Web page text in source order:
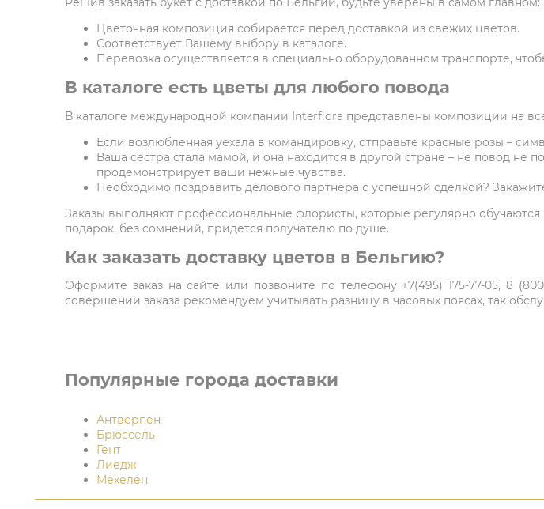
Цветочная композиция собирается перед доставкой из свежих цветов.
Соответствует Вашему выбору в каталоге.
Перевозка осуществляется в специально оборудованном транспорте,
В каталоге есть цветы для любого повода
В каталоге международной компании Interflora представлены композиции на
Если возлюбленная уехала в командировку, отправьте красные розы –
Ваша сестра стала мамой, и она находится в другой стране – не повод не
продемонстрирует ваши нежные чувства.
Необходимо поздравить делового партнера с успешной сделкой?
Заказы выполняют профессиональные флористы, которые регулярно
подарок, без сомнений, придется получателю по душе.
Как заказать доставку цветов в Бельгию?
Оформите заказ на сайте или позвоните по телефону +7(495) 175-77-05, 8
совершении заказа рекомендуем учитывать разницу в часовых поясах, так
Популярные города доставки
Антверпен
Брюссель
Гент
Лиедж
Мехелен